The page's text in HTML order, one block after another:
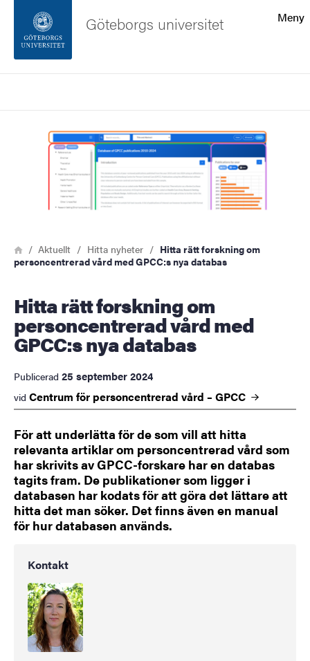
Sidfoten
Om webbplatsen
Meny
Göteborgs universitet
Länkstig
HemAktuellt Hitta nyheter
Hitta rätt forskning om
personcentrerad vård med GPCC:s nya databas
Hitta rätt forskning om
personcentrerad vård med
GPCC:s nya databas
Publicerad 25 september 2024
vid Centrum för personcentrerad vård – GPCC
För att underlätta för de som vill att hitta
relevanta artiklar om personcentrerad vård som
har skrivits av GPCC-forskare har en databas
tagits fram. De publikationer som ligger i
databasen har kodats för att göra det lättare att
hitta det man söker. Det finns även en manual
för hur databasen används.
Kontakt